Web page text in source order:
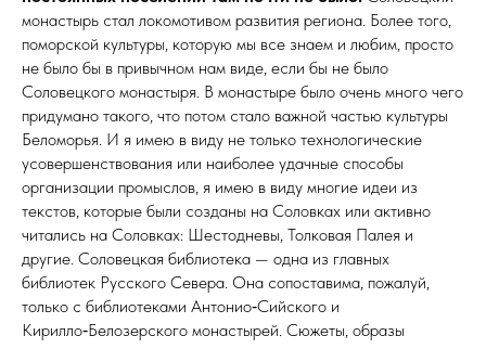
монастырь стал локомотивом развития региона. Более того,
поморской культуры, которую мы все знаем и любим, просто
не было бы в привычном нам виде, если бы не было
Соловецкого монастыря. В монастыре было очень много чего
придумано такого, что потом стало важной частью культуры
Беломорья. И я имею в виду не только технологические
усовершенствования или наиболее удачные способы
организации про­мыс­лов, я имею в виду многие идеи из
текстов, которые были созданы на Соловках или активно
читались на Соловках: Шестодневы, Толковая Палея и
другие. Соловецкая библиотека — одна из главных
библиотек Русского Севера. Она сопоставима, пожалуй,
только с библиотеками Антонио‑Сийского и
Кирилло‑Белозерского монастырей. Сюжеты, образы